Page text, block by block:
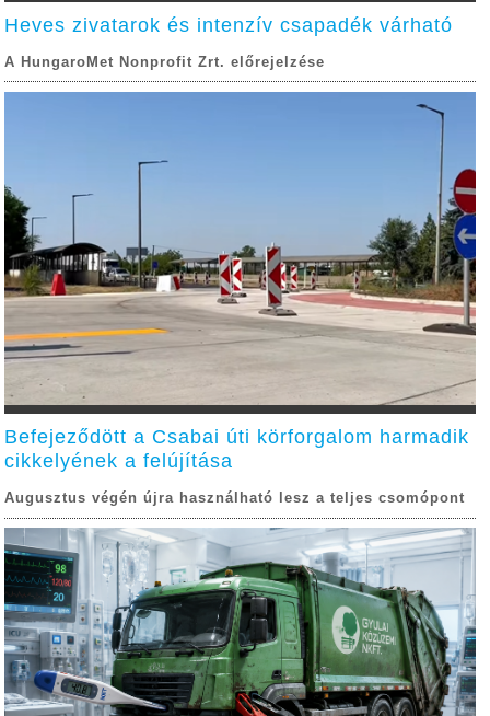
Heves zivatarok és intenzív csapadék várható
A HungaroMet Nonprofit Zrt. előrejelzése
Befejeződött a Csabai úti körforgalom harmadik
cikkelyének a felújítása
Augusztus végén újra használható lesz a teljes csomópont